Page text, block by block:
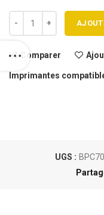
Comparer
Imprimantes
UGS :